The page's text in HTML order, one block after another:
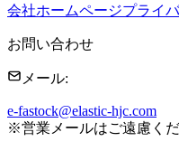
会社ホームページプライ
お問い合わせ
メール:
e-fastock@elastic-hjc.com
※営業メールはご遠慮くだ